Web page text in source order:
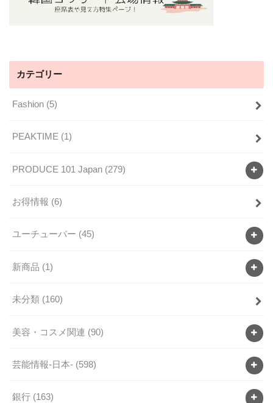
カテゴリー
Fashion (5)
PEAKTIME (1)
PRODUCE 101 Japan (279)
お得情報 (6)
ユーチューバー (45)
新商品 (1)
未分類 (160)
美容・コスメ関連 (90)
芸能情報-日本- (598)
銀行 (163)